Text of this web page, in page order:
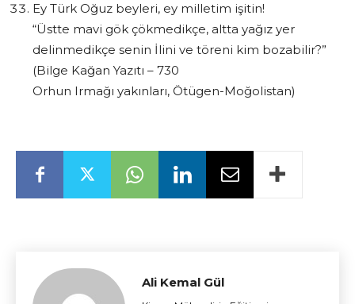
Ey Türk Oğuz beyleri, ey milletim işitin!
“Üstte mavi gök çökmedikçe, altta yağız yer
delinmedikçe senin İlini ve töreni kim bozabilir?”
(Bilge Kağan Yazıtı – 730
Orhun Irmağı yakınları, Ötügen-Moğolistan)
Ali Kemal Gül